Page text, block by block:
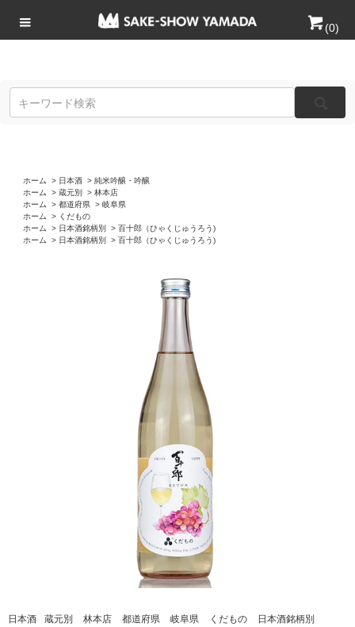
(0)
ホーム > 日本酒 > 純米吟醸・吟醸
ホーム
> 蔵元別 > 林本店
ホーム
> 都道府県 > 岐阜県
ホーム
> くだもの
ホーム
> 日本酒銘柄別 > 百十郎（ひゃくじゅうろう)
ホーム
> 日本酒銘柄別 > 百十郎（ひゃくじゅうろう)
日本酒 蔵元別 林本店 都道府県 岐阜県 くだもの
日本酒銘柄別